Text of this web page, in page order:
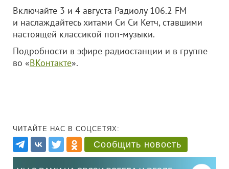
Включайте 3 и 4 августа Радиолу 106.2 FM
и наслаждайтесь хитами Си Си Кетч, ставшими
настоящей классикой поп-музыки.
Подробности в эфире радиостанции и в группе
во «ВКонтакте».
ЧИТАЙТЕ НАС В СОЦСЕТЯХ:
Сообщить новость